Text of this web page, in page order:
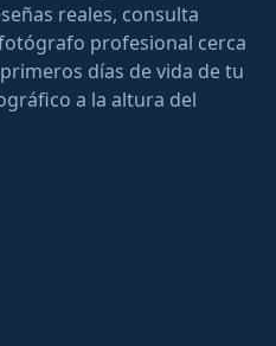
reales, consulta
profesional cerca
días de vida de tu
a la altura del